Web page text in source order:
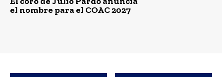
el nombre para el COAC 2027